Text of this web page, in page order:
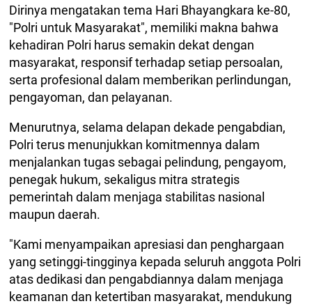
Dirinya mengatakan tema Hari Bhayangkara ke-80,
"Polri untuk Masyarakat", memiliki makna bahwa
kehadiran Polri harus semakin dekat dengan
masyarakat, responsif terhadap setiap persoalan,
serta profesional dalam memberikan perlindungan,
pengayoman, dan pelayanan.
Menurutnya, selama delapan dekade pengabdian,
Polri terus menunjukkan komitmennya dalam
menjalankan tugas sebagai pelindung, pengayom,
penegak hukum, sekaligus mitra strategis
pemerintah dalam menjaga stabilitas nasional
maupun daerah.
"Kami menyampaikan apresiasi dan penghargaan
yang setinggi-tingginya kepada seluruh anggota Polri
atas dedikasi dan pengabdiannya dalam menjaga
keamanan dan ketertiban masyarakat, mendukung